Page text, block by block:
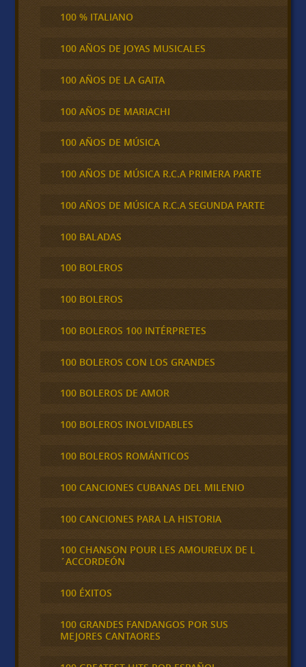
100 % ITALIANO
100 AÑOS DE JOYAS MUSICALES
100 AÑOS DE LA GAITA
100 AÑOS DE MARIACHI
100 AÑOS DE MÚSICA
100 AÑOS DE MÚSICA R.C.A PRIMERA PARTE
100 AÑOS DE MÚSICA R.C.A SEGUNDA PARTE
100 BALADAS
100 BOLEROS
100 BOLEROS
100 BOLEROS 100 INTÉRPRETES
100 BOLEROS CON LOS GRANDES
100 BOLEROS DE AMOR
100 BOLEROS INOLVIDABLES
100 BOLEROS ROMÁNTICOS
100 CANCIONES CUBANAS DEL MILENIO
100 CANCIONES PARA LA HISTORIA
100 CHANSON POUR LES AMOUREUX DE L
´ACCORDEÓN
100 ÉXITOS
100 GRANDES FANDANGOS POR SUS
MEJORES CANTAORES